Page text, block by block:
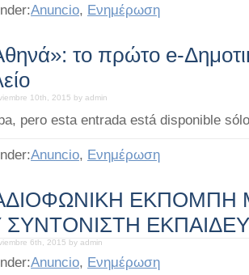
Anuncio, Ενημέρωση
το πρώτο e-
10th, 2015 by admin
pero esta entrada está disponible
Anuncio, Ενημέρωση
ΕΚΠΟΜΠΗ
ΣΥΝΤΟΝΙΣΤΗ
6th, 2015 by admin
Anuncio, Ενημέρωση